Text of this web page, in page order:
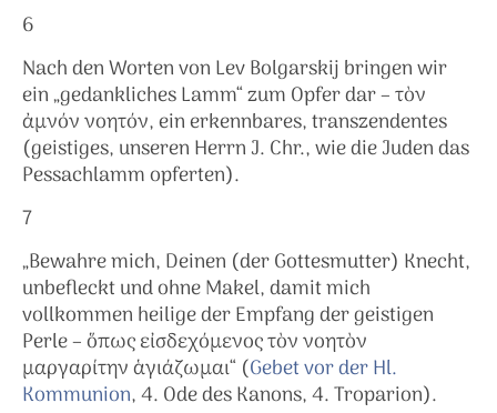
6
Nach den Worten von Lev Bolgarskij bringen wir
ein „gedankliches Lamm“ zum Opfer dar – τὸν
ἀμνόν νοητόν, ein erkennbares, transzendentes
(geistiges, unseren Herrn J. Chr., wie die Juden das
Pessachlamm opferten).
7
„Bewahre mich, Deinen (der Gottesmutter) Knecht,
unbefleckt und ohne Makel, damit mich
vollkommen heilige der Empfang der geistigen
Perle – ὅπως εἰσδεχόμενος τὸν νοητὸν
μαργαρίτην ἁγιάζωμαι“ (Gebet vor der Hl.
Kommunion, 4. Ode des Kanons, 4. Troparion).